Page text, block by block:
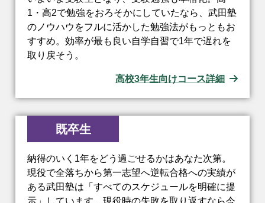
1・高2で勉強をおろそかにしていたなら、武田塾
のノウハウをフルに活かした勉強法がもっともお
すすめ。効率が最も良い自学自習で1年で遅れを
取り戻そう。
高校3年生向けコース詳細
既卒生
納得のいく1年をどう過ごせるかはあなた次第。
現役で全落ちから第一志望へ逆転合格への実績が
ある武田塾は「すべてのスケジュールを明確に提